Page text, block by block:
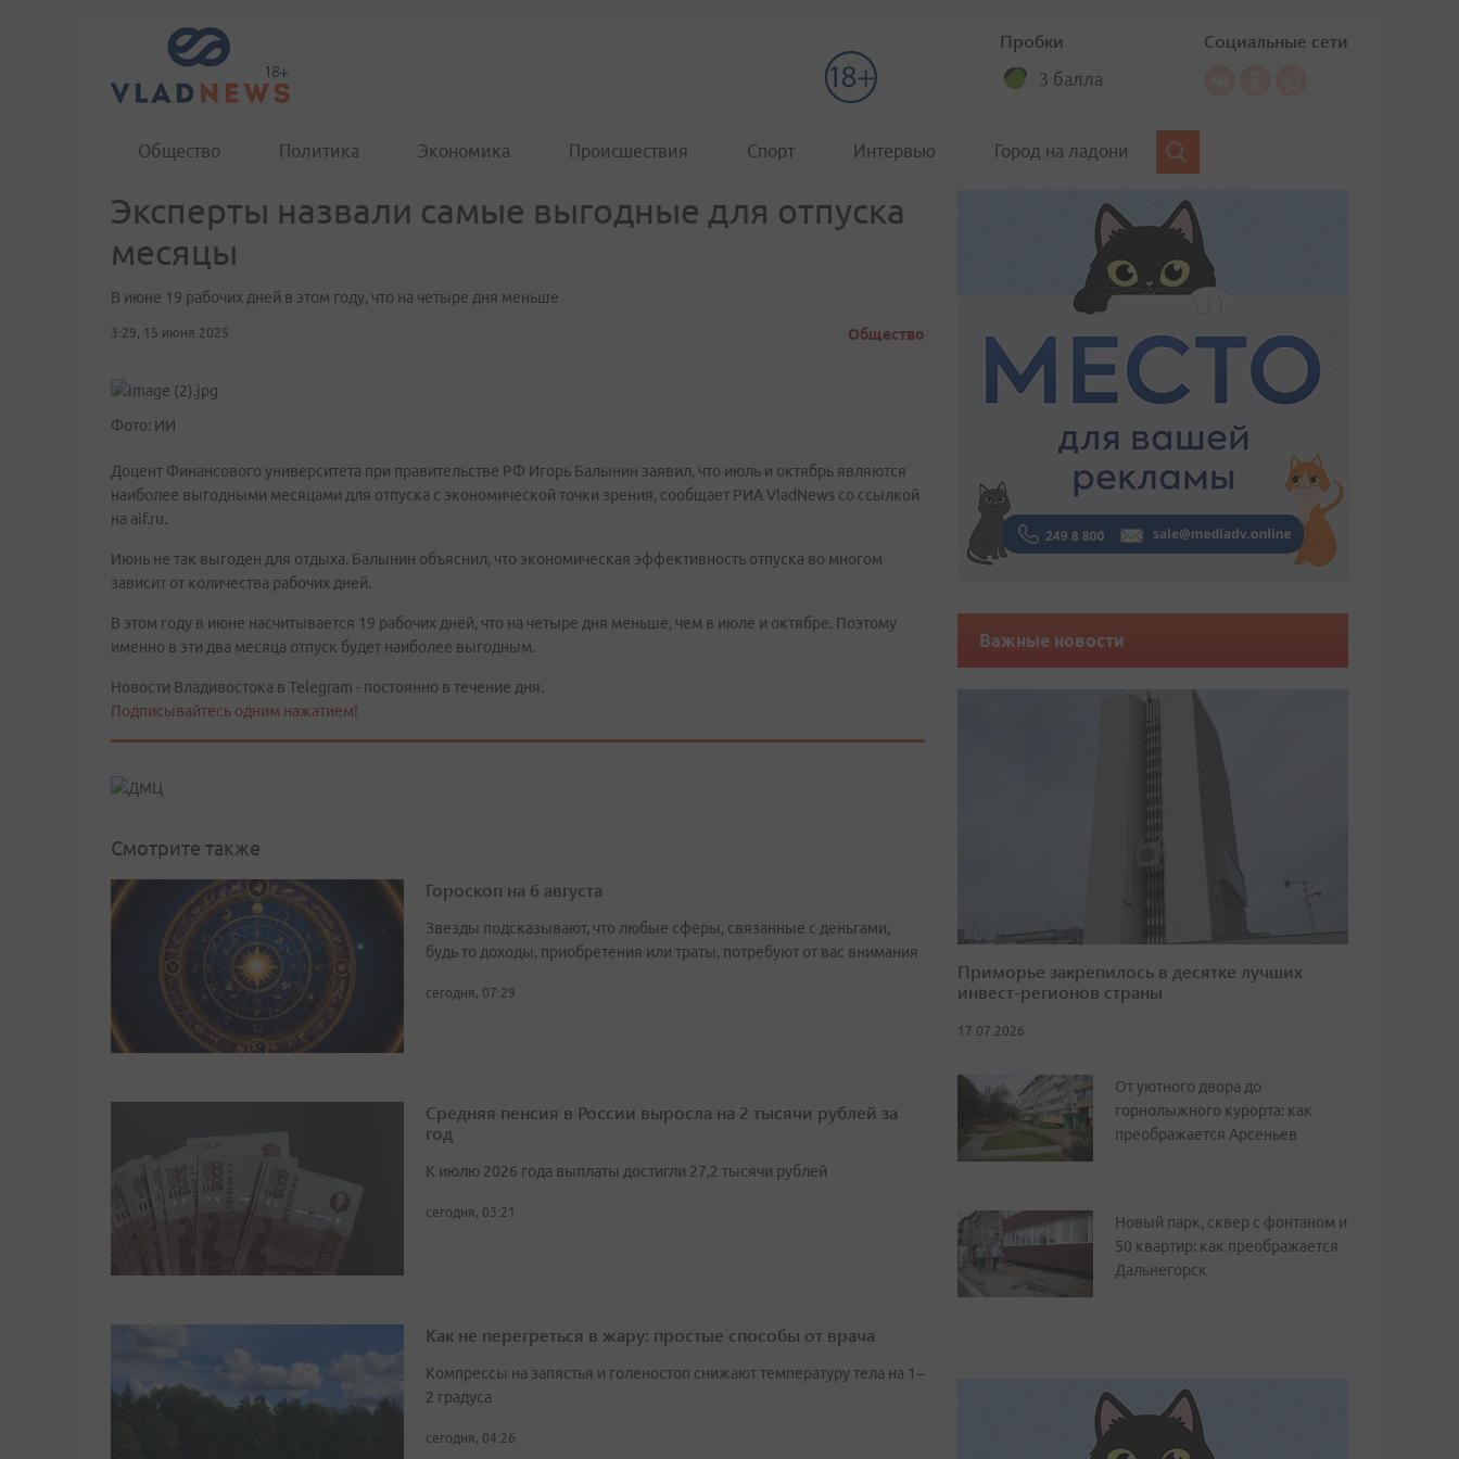
Пробки
3 балла
Социальные сети
Общество Политика Экономика Происшествия Спорт Интервью Город на ладони
Эксперты назвали самые выгодные для отпуска
месяцы
В июне 19 рабочих дней в этом году, что на четыре дня меньше
3:29, 15 июня 2025 Общество
Фото: ИИ
Доцент Финансового университета при правительстве РФ Игорь Балынин заявил, что июль и октябрь являются
наиболее выгодными месяцами для отпуска с экономической точки зрения, сообщает РИА VladNews со ссылкой
на aif.ru.
Июнь не так выгоден для отдыха. Балынин объяснил, что экономическая эффективность отпуска во многом
зависит от количества рабочих дней.
В этом году в июне насчитывается 19 рабочих дней, что на четыре дня меньше, чем в июле и октябре. Поэтому
именно в эти два месяца отпуск будет наиболее выгодным.
Новости Владивостока в Telegram - постоянно в течение дня.
Подписывайтесь одним нажатием!
Смотрите также
Гороскоп на 6 августа
Звезды подсказывают, что любые сферы, связанные с деньгами,
будь то доходы, приобретения или траты, потребуют от вас внимания
сегодня, 07:29
Средняя пенсия в России выросла на 2 тысячи рублей за
год
К июлю 2026 года выплаты достигли 27,2 тысячи рублей
сегодня, 03:21
Как не перегреться в жару: простые способы от врача
Компрессы на запястья и голеностоп снижают температуру тела на 1–
2 градуса
сегодня, 04:26
Важные новости
Приморье закрепилось в десятке лучших
инвест-регионов страны
17.07.2026
От уютного двора до
горнолыжного курорта: как
преображается Арсеньев
Новый парк, сквер с фонтаном и
50 квартир: как преображается
Дальнегорск